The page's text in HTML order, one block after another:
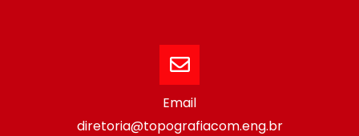
Email
diretoria@topografiacom.eng.br